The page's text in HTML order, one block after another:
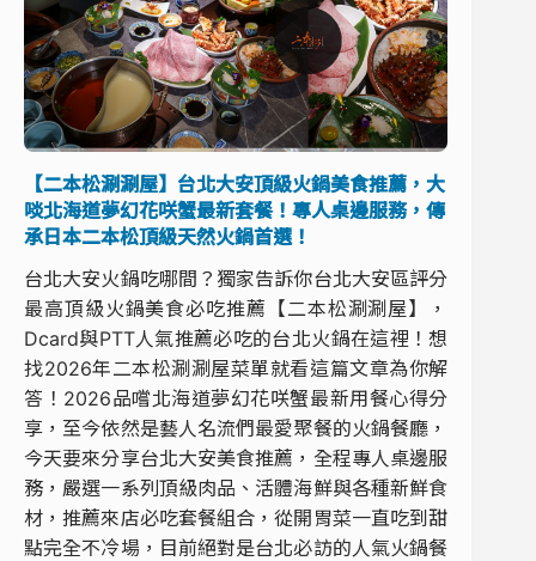
【二本松涮涮屋】台北大安頂級火鍋美食推薦，大
啖北海道夢幻花咲蟹最新套餐！專人桌邊服務，傳
承日本二本松頂級天然火鍋首選！
台北大安火鍋吃哪間？獨家告訴你台北大安區評分
最高頂級火鍋美食必吃推薦【二本松涮涮屋】，
Dcard與PTT人氣推薦必吃的台北火鍋在這裡！想
找2026年二本松涮涮屋菜單就看這篇文章為你解
答！2026品嚐北海道夢幻花咲蟹最新用餐心得分
享，至今依然是藝人名流們最愛聚餐的火鍋餐廳，
今天要來分享台北大安美食推薦，全程專人桌邊服
務，嚴選一系列頂級肉品、活體海鮮與各種新鮮食
材，推薦來店必吃套餐組合，從開胃菜一直吃到甜
點完全不冷場，目前絕對是台北必訪的人氣火鍋餐